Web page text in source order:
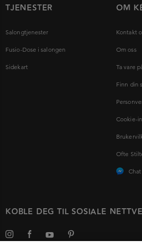
TJENESTER
Salongtjenester
Fusio-Dose i salongen
Sidekart
OM
Kontakt
Om oss
Ta vare
Finn din
Cookie-
Ofte
KOBLE DEG TIL SOSIALE